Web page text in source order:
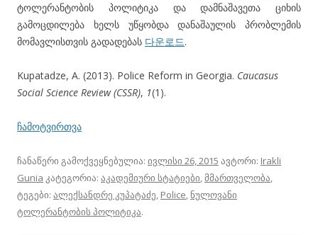
ტოლერანტობის პოლიტიკა და დამნაშავეთა ციხის
გამოცდილება ხელს უწყობდა დანაშაულის პრობლემის
მომავლისთვის გადადებას 다운로드.
Kupatadze, A. (2013). Police Reform in Georgia. Caucasus
Social Science Review(CSSR), 1(1).
ჩამოტვირთვა
ჩანაწერი გამოქვეყნებულია: ივლისი 26, 2015 ავტორი: Irakli
Gunia კატეგორია: აკადემიური სტატიები,მმართველობა,
ტეგები: ალექსანდრე კუპატაძე, Police,ნულოვანი
ტოლერანტობის პოლიტიკა.